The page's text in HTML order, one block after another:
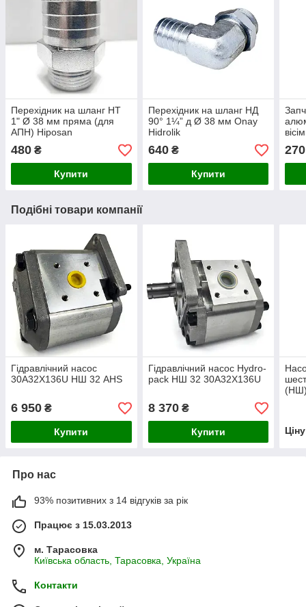
Перехідник на шланг НТ
1" Ø 38 мм пряма (для
АПН) Hiposan
480 ₴
Купити
Перехідник на шланг НД
90° 1¼” д Ø 38 мм Onay
Hidrolik
640₴
Купити
270
Подібні товари компанії
Гідравлічний насос
30A32X136U НШ 32 AHS
6 950 ₴
Купити
Гідравлічний насос Hydro-
pack НШ 32 30A32X136U
8 370₴
Купити
(НШ)
Про нас
93% позитивних з 14 відгуків за рік
Працює з 15.03.2013
м. Тарасовка
Київська область, Тарасовка, Україна
Контакти